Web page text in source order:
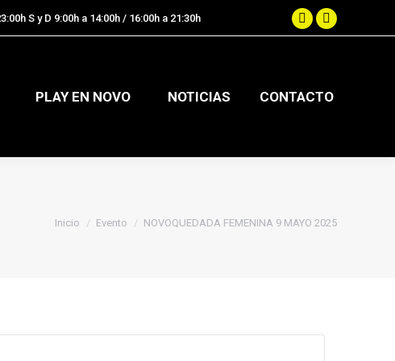
S y D 9:00h a 14:00h / 16:00h a 21:30h
Facebook
in
Instagram
in
PLAY EN NOVO NOTICIAS CONTACTO
Estás aquí:
Inicio Evento NOVOQUEDADA FEMENINA 9 MAYO 2025